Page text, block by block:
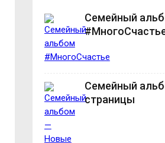
Семейный
Семейный
страницы